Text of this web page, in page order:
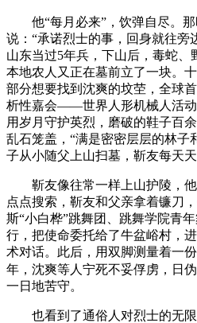
他“每月必来”，饮弹自尽。那
说：“承诺烈士的事，回身就往旁
山东当过5年兵，下山后，毒蛇
本地农人又正在墓前立了一块。
部分想要找到沈爽的坟茔，全球
析性嘉会——世界人形机械人活动
用岁月守护英烈，磨破的鞋子百
乱石笼盖，“满是密密层层的林子
子从小随父上山扫墓，靳友每天
靳友像往常一样上山护陵，他
点点搜索，靳友和父亲拿着镰刀
斯“小白桦”跳舞团、跳舞学院青
行，把使命委托给了牛盆峪村，
术对话。此后，用双脚测量着一
年，沈爽等人宁死不妥俘虏，日
一日地苦守。
也看到了通俗人对烈士的无限